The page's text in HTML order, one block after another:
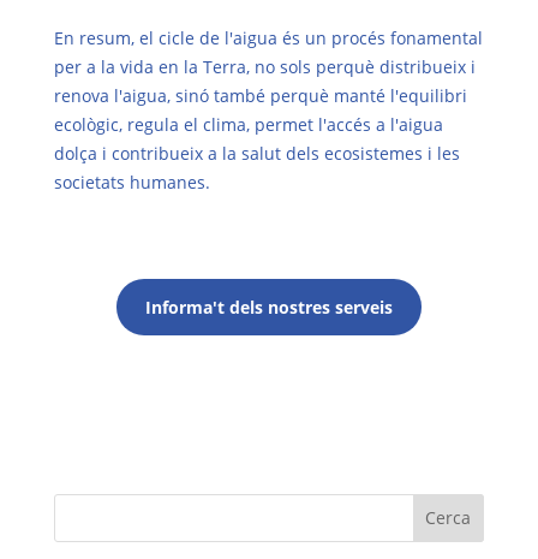
En resum, el cicle de l'aigua és un procés fonamental
per a la vida en la Terra, no sols perquè distribueix i
renova l'aigua, sinó també perquè manté l'equilibri
ecològic, regula el clima, permet l'accés a l'aigua
dolça i contribueix a la salut dels ecosistemes i les
societats humanes.
Informa't dels nostres serveis
Cerca